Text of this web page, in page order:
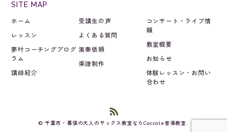
SITE MAP
ホーム
レッスン
夢叶コーチングプログ
ラム
講師紹介
受講生の声
よくある質問
演奏依頼
楽譜制作
コンサート・ライブ情
報
教室概要
お知らせ
体験レッスン・お問い
合わせ
© 千葉市・幕張の大人のサックス教室ならCoccole音楽教室.